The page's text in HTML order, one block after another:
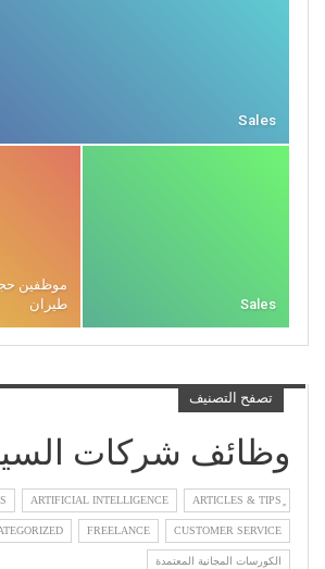
Sales
Sales
موظفين
طيران
تصفح التصنيف
وظائف شركات
ARTIFICIAL INTELLIGENCE
CUSTOMER SERVICE
FREELANCE
الكورسات المجانية المعتمدة